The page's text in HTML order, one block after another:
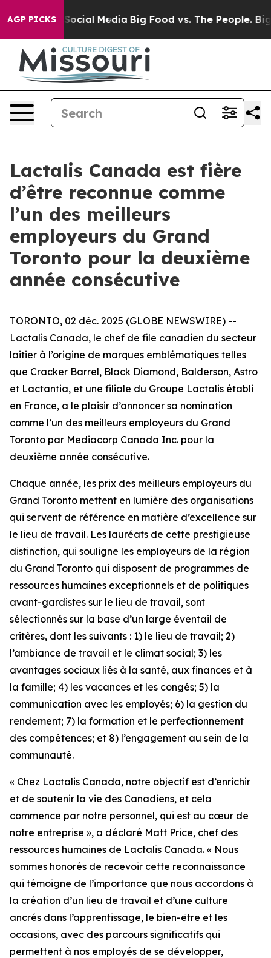
AGP PICKS
on Social Media Big Food vs. The People. Big
Lactalis Canada est fière
d’être reconnue comme
l’un des meilleurs
employeurs du Grand
Toronto pour la deuxième
année consécutive
TORONTO, 02 déc. 2025 (GLOBE NEWSWIRE) --
Lactalis Canada, le chef de file canadien du secteur
laitier à l’origine de marques emblématiques telles
que Cracker Barrel, Black Diamond, Balderson, Astro
et Lactantia, et une filiale du Groupe Lactalis établi
en France, a le plaisir d’annoncer sa nomination
comme l’un des meilleurs employeurs du Grand
Toronto par Mediacorp Canada Inc. pour la
deuxième année consécutive.
Chaque année, les prix des meilleurs employeurs du
Grand Toronto mettent en lumière des organisations
qui servent de référence en matière d’excellence sur
le lieu de travail. Les lauréats de cette prestigieuse
distinction, qui souligne les employeurs de la région
du Grand Toronto qui disposent de programmes de
ressources humaines exceptionnels et de politiques
avant-gardistes sur le lieu de travail, sont
sélectionnés sur la base d’un large éventail de
critères, dont les suivants : 1) le lieu de travail; 2)
l’ambiance de travail et le climat social; 3) les
avantages sociaux liés à la santé, aux finances et à
la famille; 4) les vacances et les congés; 5) la
communication avec les employés; 6) la gestion du
rendement; 7) la formation et le perfectionnement
des compétences; et 8) l’engagement au sein de la
communauté.
« Chez Lactalis Canada, notre objectif est d’enrichir
et de soutenir la vie des Canadiens, et cela
commence par notre personnel, qui est au cœur de
notre entreprise », a déclaré Matt Price, chef des
ressources humaines de Lactalis Canada. « Nous
sommes honorés de recevoir cette reconnaissance
qui témoigne de l’importance que nous accordons à
la création d’un lieu de travail et d’une culture
ancrés dans l’apprentissage, le bien-être et les
occasions, avec des parcours significatifs qui
permettent à nos employés de se développer,